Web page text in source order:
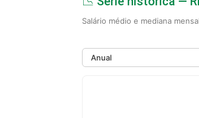
Salário médio e mediana